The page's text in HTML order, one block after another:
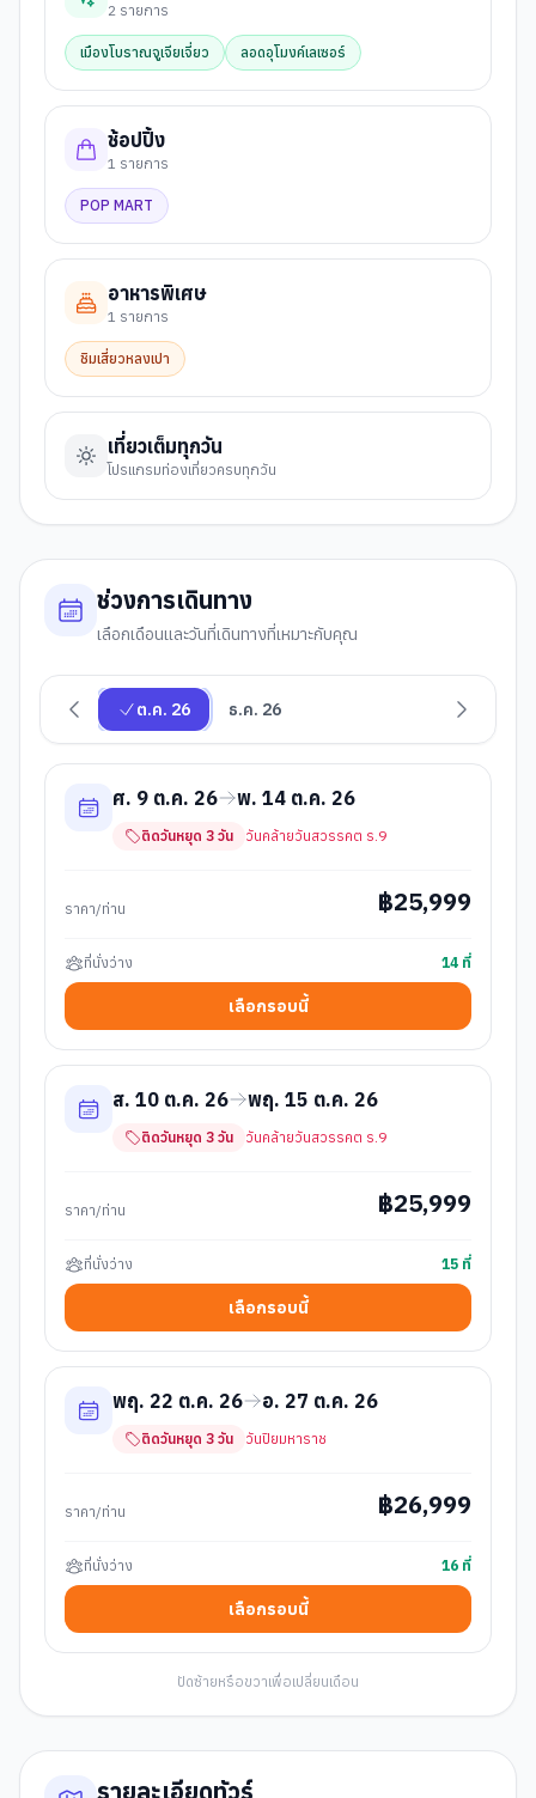
2 รายการ
เมืองโบราณจูเจียเจี่ยว ลอดอุโมงค์เลเซอร์
ช้อปปิ้ง
1 รายการ
POP MART
อาหารพิเศษ
1 รายการ
ชิมเสี่ยวหลงเปา
เที่ยวเต็มทุกวัน
โปรแกรมท่องเที่ยวครบทุกวัน
ช่วงการเดินทาง
เลือกเดือนและวันที่เดินทางที่เหมาะกับคุณ
ต.ค. 26 ธ.ค. 26
ศ. 9 ต.ค. 26 พ. 14 ต.ค. 26
ติดวันหยุด 3 วัน วันคล้ายวันสวรรคต ร.9
ราคา/ท่าน ฿25,999
ที่นั่งว่าง 14 ที่
เลือกรอบนี้
ส. 10 ต.ค. 26 พฤ. 15 ต.ค. 26
ติดวันหยุด 3 วัน วันคล้ายวันสวรรคต ร.9
ราคา/ท่าน ฿25,999
ที่นั่งว่าง 15 ที่
เลือกรอบนี้
พฤ. 22 ต.ค. 26 อ. 27 ต.ค. 26
ติดวันหยุด 3 วัน วันปิยมหาราช
ราคา/ท่าน ฿26,999
ที่นั่งว่าง 16 ที่
เลือกรอบนี้
ปัดซ้ายหรือขวาเพื่อเปลี่ยนเดือน
รายละเอียดทัวร์